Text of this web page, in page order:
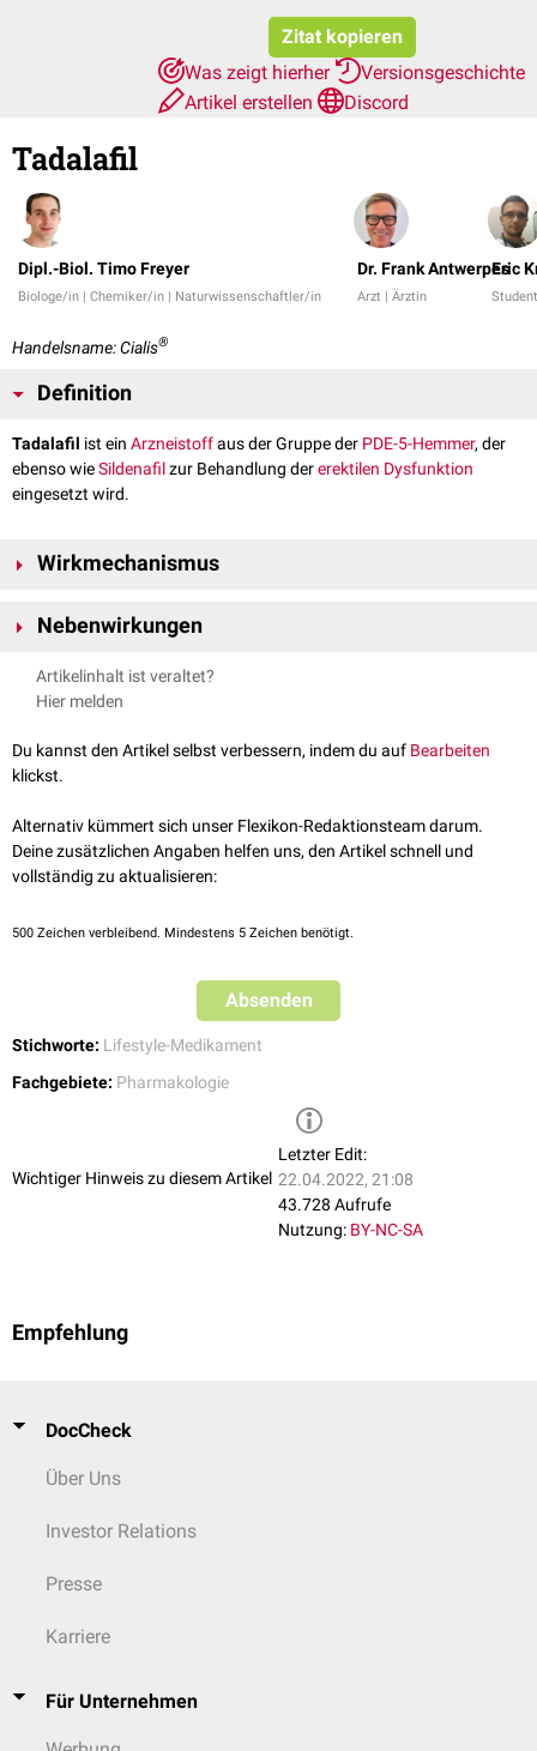
Zitat kopieren
Was zeigt hierher
Versionsgeschichte
Artikel erstellen
Discord
Tadalafil
Dipl.-Biol. Timo Freyer
Biologe/in | Chemiker/in | Naturwissenschaftler/in
Dr. Frank Antwerpes
Arzt | Ärztin
Eric
Handelsname: Cialis®
Definition
Tadalafil ist ein Arzneistoffaus der Gruppe der PDE-5-Hemmer, der
ebenso wieSildenafilzur Behandlung dererektilen Dysfunktion
eingesetzt wird.
Wirkmechanismus
verantwortlich ist, eineDauererektion
Stimulation zu einer stärkeren und langer anhaltenden
Außerdem kann Tadalafil zur Therapie der
Nebenwirkungen
Häufige Nebenwirkung sind mehrere Tage anhaltenden
Muskelschmerzen
Artikelinhalt ist veraltet?
Hier melden
Du kannst den Artikel selbst verbessern, indem du auf Bearbeiten
klickst.
Alternativ kümmert sich unser Flexikon-Redaktionsteam darum.
Deine zusätzlichen Angaben helfen uns, den Artikel schnell und
vollständig zu aktualisieren:
500 Zeichen verbleibend. Mindestens 5 Zeichen benötigt.
Absenden
Stichworte: Lifestyle-Medikament
Fachgebiete: Pharmakologie
Wichtiger Hinweis zu diesem Artikel
Letzter Edit:
22.04.2022, 21:08
43.728 Aufrufe
Nutzung: BY-NC-SA
Empfehlung
DocCheck
Über Uns
Investor Relations
Presse
Karriere
Für Unternehmen